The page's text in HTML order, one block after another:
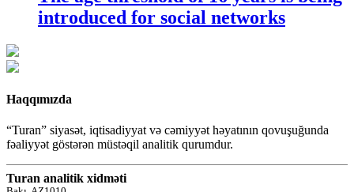
introduced for social networks
Haqqımızda
“Turan” siyasət, iqtisadiyyat və cəmiyyət həyatının qovuşuğunda
fəaliyyət göstərən müstəqil analitik qurumdur.
Turan analitik xidməti